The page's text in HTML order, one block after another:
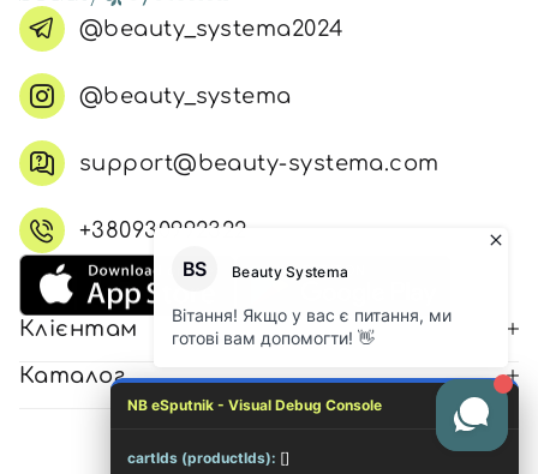
@beauty_systema2024
@beauty_systema
support@beauty-systema.com
+380930992322
Клієнтам
Каталог
NB eSputnik - Visual Debug Console
cartIds (productIds): []